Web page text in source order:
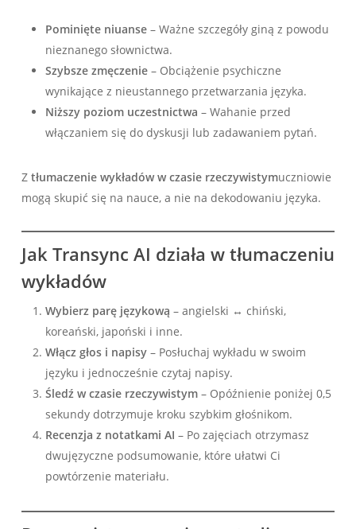
Pominięte niuanse– Ważne szczegóły giną z powodu
nieznanego słownictwa.
Szybsze zmęczenie– Obciążenie psychiczne
wynikające z nieustannego przetwarzania języka.
Niższy poziom uczestnictwa – Wahanie przed
włączaniem się do dyskusji lub zadawaniem pytań.
Z tłumaczenie wykładów w czasie rzeczywistymuczniowie
mogą skupić się na nauce, a nie na dekodowaniu języka.
Jak Transync AI działa w tłumaczeniu
wykładów
Wybierz parę językową – angielski ↔ chiński,
koreański, japoński i inne.
Włącz głos i napisy– Posłuchaj wykładu w swoim
języku i jednocześnie czytaj napisy.
Śledź w czasie rzeczywistym– Opóźnienie poniżej 0,5
sekundy dotrzymuje kroku szybkim głośnikom.
Recenzja z notatkami AI – Po zajęciach otrzymasz
dwujęzyczne podsumowanie, które ułatwi Ci
powtórzenie materiału.